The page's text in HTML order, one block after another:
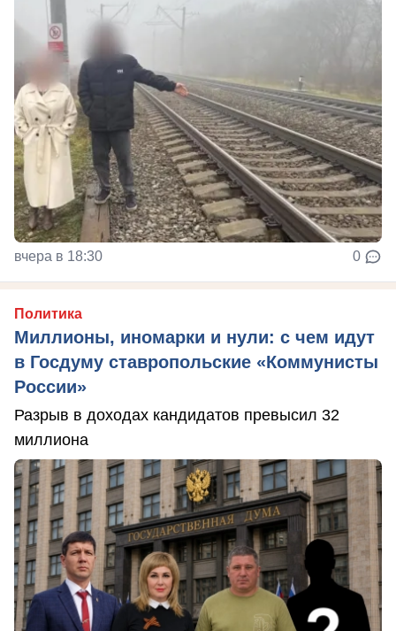
вчера в 18:30 0
Политика
Миллионы, иномарки и нули: с чем идут
в Госдуму ставропольские «Коммунисты
России»
Разрыв в доходах кандидатов превысил 32
миллиона